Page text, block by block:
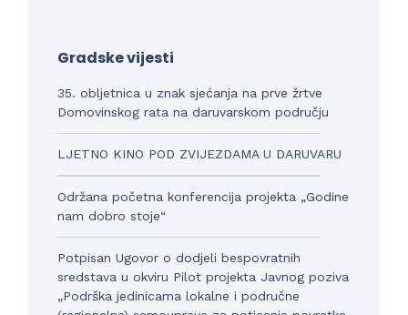
Gradske vijesti
35. obljetnica u znak sjećanja na prve žrtve
Domovinskog rata na daruvarskom području
LJETNO KINO POD ZVIJEZDAMA U DARUVARU
Održana početna konferencija projekta „Godine
nam dobro stoje“
Potpisan Ugovor o dodjeli bespovratnih
sredstava u okviru Pilot projekta Javnog poziva
„Podrška jedinicama lokalne i područne